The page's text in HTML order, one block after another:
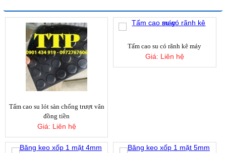
Tấm cao su lót sàn chống trượt vân
đồng tiền
Giá: Liên hệ
Tấm cao su có rãnh kê máy
Giá: Liên hệ
CAO SU TAM - CAO SU TẤM ĐẶC MÀU
ĐEN 1ly, 2ly, 3ly, 5ly, 8ly, 10ly, 15ly, 20ly,